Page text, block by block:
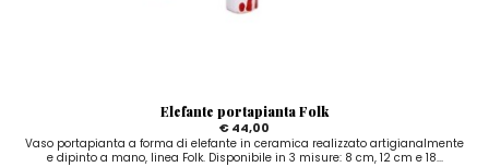
Elefante portapianta Folk
€ 44,00
Vaso portapianta a forma di elefante in ceramica realizzato artigianalmente
e dipinto a mano, linea Folk. Disponibile in 3 misure: 8 cm, 12 cm e 18...